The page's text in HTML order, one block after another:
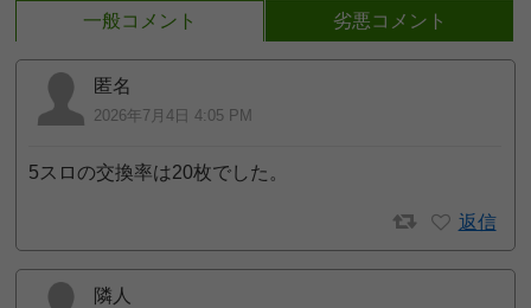
一般コメント 劣悪コメント
匿名
2026年7月4日 4:05 PM
5スロの交換率は20枚でした。
返信
隣人